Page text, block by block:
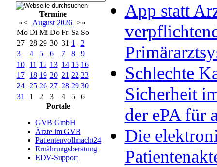
Termine
«< August 2026 >»
Mo Di Mi Do Fr Sa So
27
28 29 30 31 1
2
3
4 5 6 7 8
9
10
11 12 13 14 15 16
17
18 19 20 21 22 23
24
25 26 27 28 29 30
31
1 2 3 4 5
6
Portale
GVB GmbH
Ärzte im GVB
Patientenvollmacht24
Ernährungsberatung
EDV-Support
App statt
Schlechte
Sicherheit
der ePA für
Die